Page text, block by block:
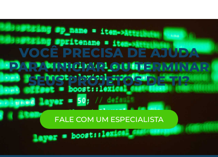
VOCÊ PRECISA DE AJUDA
PARA INICIAR OU TERMINAR
SEUS PROJETOS DE TI?
FALE COM UM ESPECIALISTA